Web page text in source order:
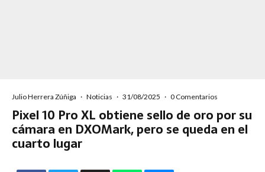
Julio Herrera Zúñiga · Noticias · 31/08/2025 · 0 Comentarios
Pixel 10 Pro XL obtiene sello de oro por su
cámara en DXOMark, pero se queda en el
cuarto lugar